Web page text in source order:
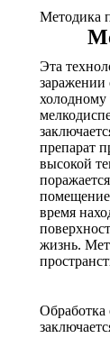
Методика
Эта
заражении
холодному
препарат
высокой
время
жизнь.
Обработка